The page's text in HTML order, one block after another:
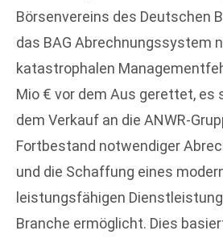
Börsenvereins des Deutschen
das BAG Abrechnungssystem
katastrophalen
Mio € vor dem Aus gerettet, es
dem Verkauf an die ANWR-
Fortbestand notwendiger
und die Schaffung eines
leistungsfähigen
Branche ermöglicht. Dies